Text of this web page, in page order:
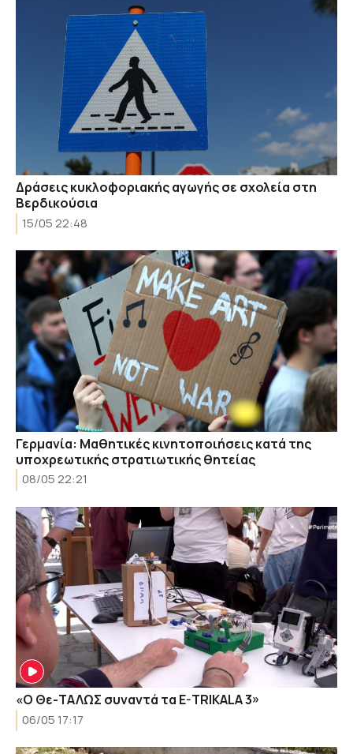
Δράσεις κυκλοφοριακής αγωγής σε σχολεία στη
Βερδικούσια
15/05 22:48
Γερμανία: Μαθητικές κινητοποιήσεις κατά της
υποχρεωτικής στρατιωτικής θητείας
08/05 22:21
«Ο Θε-ΤΑΛΩΣ συναντά τα E-TRIKALA 3»
06/05 17:17